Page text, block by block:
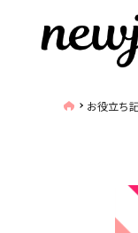
お役立ち